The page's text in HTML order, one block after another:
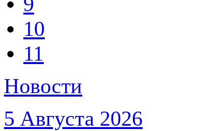
10
11
Новости
5 Августа 2026